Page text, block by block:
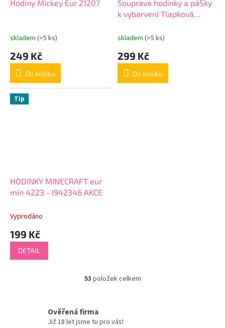
Hodiny Mickey Eur 21207
skladem (>5 ks)
249 Kč
Do košíku
Souprava hodinky a páSky
k vybarvení Tlapková
skladem (>5 ks)
299 Kč
Do košíku
Tip
HODINKY MINECRAFT eur
min 4223 - I942346 AKCE
Vyprodáno
199 Kč
DETAIL
O
d
53 položek celkem
Ověřená firma
Již 18 let jsme tu pro vás!